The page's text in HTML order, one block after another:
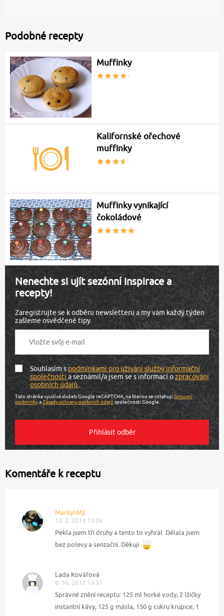
Podobné recepty
Muffinky
Kalifornské ořechové
muffinky
Muffinky vynikající
čokoládové
Nenechte si ujít sezónní inspirace a
recepty!
Zaregistrujte se k odběru newsletteru a my vám každý týden
zašleme osvědčené tipy.
Souhlasím spodmínkami pro užívání služby informační
společnostia seznámil/a jsem se s informací o zpracování
osobních údajů.
Tato stránka využívá služeb Google reCAPTCHA, na kterou se vztahují Smluvní
podmínkyaZásady ochrany osobních údajůspolečnosti Google.
Komentáře k receptu
MarilynM2
13. 2. 2014 13:06
Pekla jsem tři druhy a tento to vyhrál. Dělala jsem
bez polevy a senzační. Děkuji
Lada Kovářová
6. 10. 2012 13:31
Správné znění receptu: 125 ml horké vody, 2 lžičky
instantní kávy, 125 g másla, 150 g cukru krupice, 1